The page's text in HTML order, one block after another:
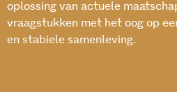
oplossing van actuele
vraagstukken met het oog op
en stabiele samenleving.